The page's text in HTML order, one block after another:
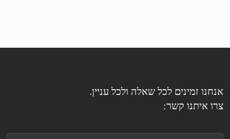
אנחנו זמינים לכל שאלה ולכל עניין.
צרו איתנו קשר: